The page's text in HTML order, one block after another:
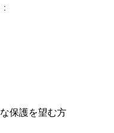
保護を望む方